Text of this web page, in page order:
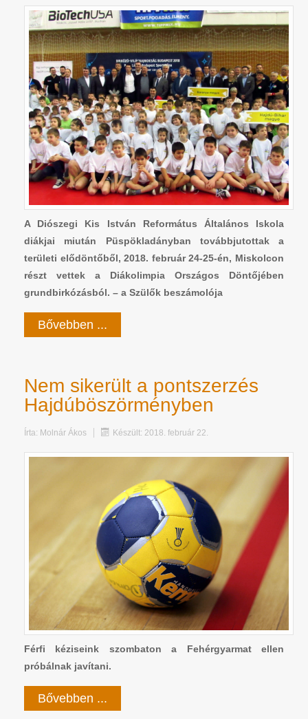
A Diószegi Kis István Református Általános Iskola
diákjai miután Püspökladányban továbbjutottak a
területi elődöntőből, 2018. február 24-25-én, Miskolcon
részt vettek a Diákolimpia Országos Döntőjében
grundbirkózásból. – a Szülők beszámolója
Bővebben ...
Nem sikerült a pontszerzés
Hajdúböszörményben
Írta: Molnár Ákos Készült: 2018. február 22.
Férfi kéziseink szombaton a Fehérgyarmat ellen
próbálnak javítani.
Bővebben ...